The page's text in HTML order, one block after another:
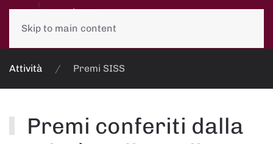
Skip to main content
Attività Premi SISS
Premi conferiti dalla